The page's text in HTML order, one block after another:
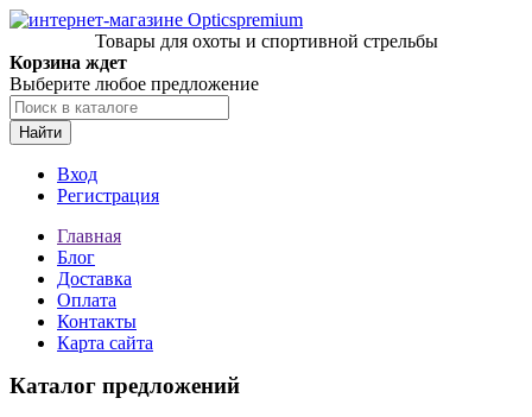
Товары для охоты и спортивной стрельбы
Корзина ждет
Выберите любое предложение
Найти
Вход
Регистрация
Главная
Блог
Доставка
Оплата
Контакты
Карта сайта
Каталог предложений